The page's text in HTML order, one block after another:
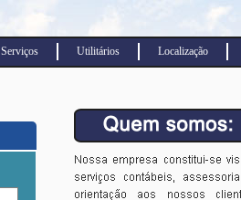
Serviços Utilitários Localização